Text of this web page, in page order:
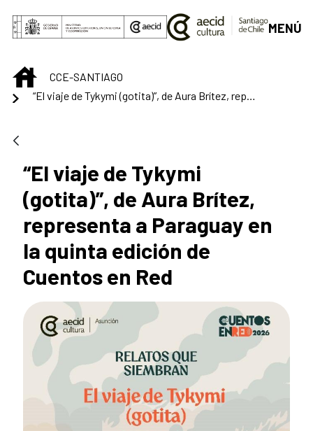
Saltar al contenido principal
MENÚ
INICIOCCE-SANTIAGO
“El viaje de Tykymi
(gotita)”, de Aura Brítez,
representa a Paraguay en
la quinta edición de
Cuentos en Red